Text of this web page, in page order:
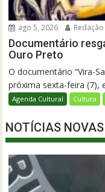
ago 5, 2026 Redação
Documentário
Ouro Preto
O documentário “Vira-
próxima sexta-feira (7),
Agenda Cultural Cultura
NOTÍCIAS NOVAS